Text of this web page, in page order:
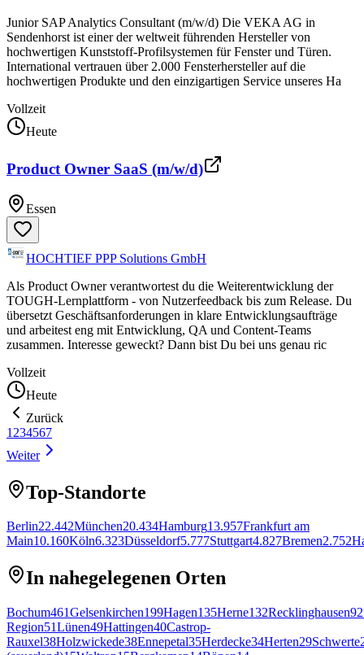
Junior SAP Analytics Consultant (m/w/d) Die VEKA AG in
Sendenhorst ist einer der weltweit führenden Hersteller von
hochwertigen Kunststoff-Profilsystemen für Fenster und Türen.
International vertrauen über 2.000 Fensterhersteller auf die
hochwertigen Produkte und den einzigartigen Service unseres Ha
Vollzeit
Heute
Product Owner SaaS (m/w/d)
Essen
HOCHTIEF PPP Solutions GmbH
Als Product Owner verantwortest du die Weiterentwicklung der
TOUGH-Lernplattform - von Nutzerfeedback bis zum Release. Du
übersetzt Geschäftsanforderungen in klare Entwicklungsaufträge
und arbeitest eng mit Entwicklung, QA und Content-Teams
zusammen. Interesse geweckt? Dann bist Du bei uns genau ric
Vollzeit
Heute
Zurück
1 234567
Weiter
Top-Standorte
Berlin22.442München20.434Hamburg13.957Frankfurt am
Main10.160Köln6.323Düsseldorf5.777Stuttgart4.827Bremen2.752
In nahegelegenen Orten
Bochum461Gelsenkirchen199Hagen135Herne132Recklinghausen92
Region51Lünen49Hattingen40Castrop-
Rauxel38Holzwickede38Ennepetal35Herdecke34Herten29Schwerte